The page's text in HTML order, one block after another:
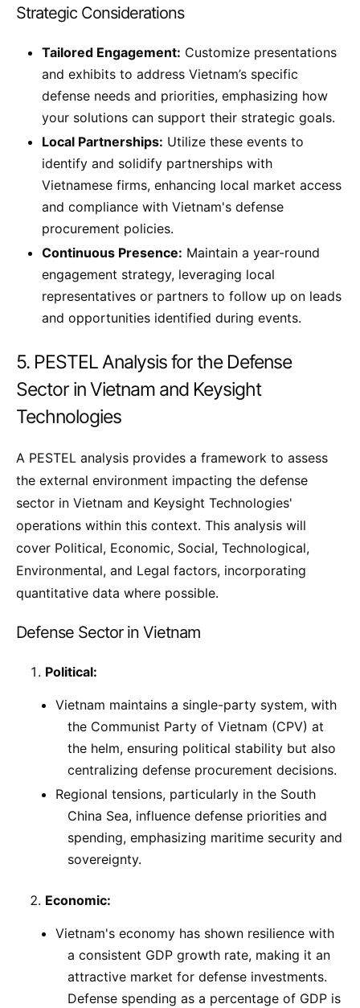
Strategic Considerations
Tailored Engagement: Customize presentations
and exhibits to address Vietnam’s specific
defense needs and priorities, emphasizing how
your solutions can support their strategic goals.
Local Partnerships: Utilize these events to
identify and solidify partnerships with
Vietnamese firms, enhancing local market access
and compliance with Vietnam's defense
procurement policies.
Continuous Presence: Maintain a year-round
engagement strategy, leveraging local
representatives or partners to follow up on leads
and opportunities identified during events.
5. PESTEL Analysis for the Defense
Sector in Vietnam and Keysight
Technologies
A PESTEL analysis provides a framework to assess
the external environment impacting the defense
sector in Vietnam and Keysight Technologies'
operations within this context. This analysis will
cover Political, Economic, Social, Technological,
Environmental, and Legal factors, incorporating
quantitative data where possible.
Defense Sector in Vietnam
Political:
Vietnam maintains a single-party system, with
the Communist Party of Vietnam (CPV) at
the helm, ensuring political stability but also
centralizing defense procurement decisions.
Regional tensions, particularly in the South
China Sea, influence defense priorities and
spending, emphasizing maritime security and
sovereignty.
Economic:
Vietnam's economy has shown resilience with
a consistent GDP growth rate, making it an
attractive market for defense investments.
Defense spending as a percentage of GDP is